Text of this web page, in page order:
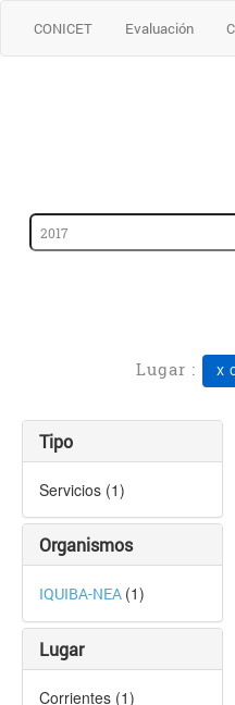
CONICET Evaluación
Lugar : X
Tipo
Servicios (1)
Organismos
IQUIBA-NEA (1)
Lugar
Corrientes (1)